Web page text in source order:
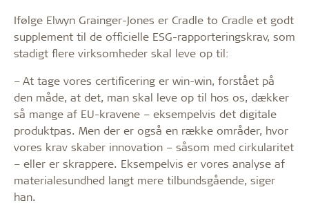
Ifølge Elwyn Grainger-Jones er Cradle to Cradle et godt
supplement til de officielle ESG-rapporteringskrav, som
stadigt flere virksomheder skal leve op til:
– At tage vores certificering er win-win, forstået på
den måde, at det, man skal leve op til hos os, dækker
så mange af EU-kravene – eksempelvis det digitale
produktpas. Men der er også en række områder, hvor
vores krav skaber innovation – såsom med cirkularitet
– eller er skrappere. Eksempelvis er vores analyse af
materialesundhed langt mere tilbundsgående, siger
han.